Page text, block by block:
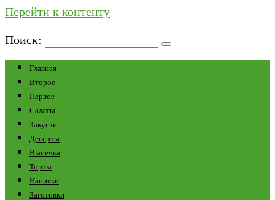
Перейти к контенту
Поиск:
Главная
Второе
Первое
Салаты
Закуски
Десерты
Выпечка
Торты
Напитки
Заготовки